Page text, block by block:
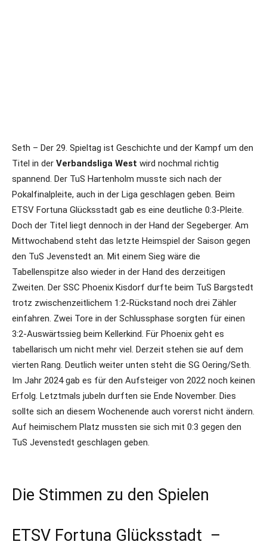
Seth – Der 29. Spieltag ist Geschichte und der Kampf um den
Titel in der Verbandsliga West wird nochmal richtig
spannend. Der TuS Hartenholm musste sich nach der
Pokalfinalpleite, auch in der Liga geschlagen geben. Beim
ETSV Fortuna Glücksstadt gab es eine deutliche 0:3-Pleite.
Doch der Titel liegt dennoch in der Hand der Segeberger. Am
Mittwochabend steht das letzte Heimspiel der Saison gegen
den TuS Jevenstedt an. Mit einem Sieg wäre die
Tabellenspitze also wieder in der Hand des derzeitigen
Zweiten. Der SSC Phoenix Kisdorf durfte beim TuS Bargstedt
trotz zwischenzeitlichem 1:2-Rückstand noch drei Zähler
einfahren. Zwei Tore in der Schlussphase sorgten für einen
3:2-Auswärtssieg beim Kellerkind. Für Phoenix geht es
tabellarisch um nicht mehr viel. Derzeit stehen sie auf dem
vierten Rang. Deutlich weiter unten steht die SG Oering/Seth.
Im Jahr 2024 gab es für den Aufsteiger von 2022 noch keinen
Erfolg. Letztmals jubeln durften sie Ende November. Dies
sollte sich an diesem Wochenende auch vorerst nicht ändern.
Auf heimischem Platz mussten sie sich mit 0:3 gegen den
TuS Jevenstedt geschlagen geben.
Die Stimmen zu den Spielen
ETSV Fortuna Glücksstadt –